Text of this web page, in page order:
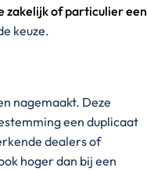
zakelijk of particulier een
keuze.
nagemaakt. Deze
een duplicaat
dealers of
hoger dan bij een